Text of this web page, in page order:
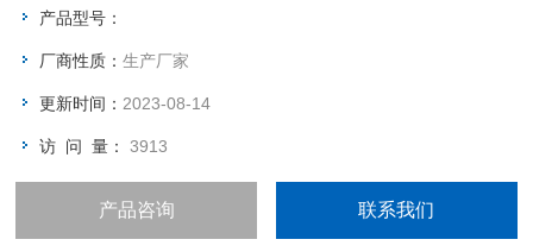
迎和好评。配备职业卫生，环境监测，公共卫生，室内检测所需
理经销美国RAE
产品型号：
厂商性质：生产厂家
更新时间： 2023-08-14
访 问 量：3913
产品咨询 联系我们